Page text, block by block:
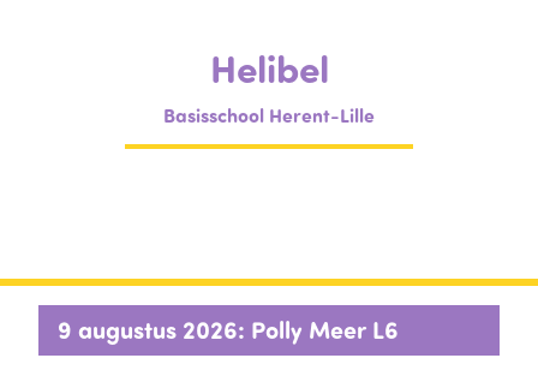
Helibel
Basisschool Herent-Lille
9 augustus 2026: Polly Meer L6